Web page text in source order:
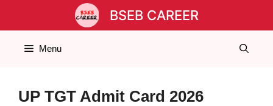
BSEB CAREER
Menu
UP TGT Admit Card 2026